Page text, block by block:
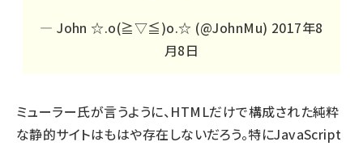
— John ☆.o(≧▽≦)o.☆ (@JohnMu) 2017年8
月8日
ミューラー氏が言うように、HTMLだけで構成された純粋
な静的サイトはもはや存在しないだろう。特にJavaScript